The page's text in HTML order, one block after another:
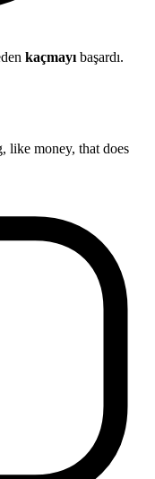
kaçmayı başardı.
like money, that does